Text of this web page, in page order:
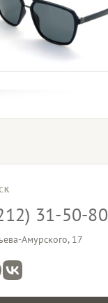
31-50-80
Амурского, 17